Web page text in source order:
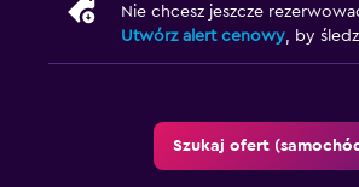
Nie chcesz jeszcze
Utwórz alert cenowy, by
Szukaj ofert